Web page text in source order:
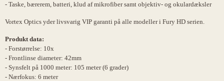
- Taske, bærerem, batteri, klud af mikrofiber samt objektiv- og okulardæksler
Vortex Optics yder livsvarig VIP garanti på alle modeller i Fury HD serien.
Produkt data:
- Forstørrelse: 10x
- Frontlinse diameter: 42mm
- Synsfelt på 1000 meter: 105 meter (6 grader)
- Nærfokus: 6 meter